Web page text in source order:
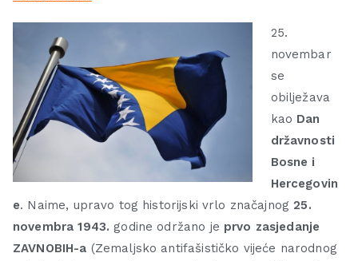
25.
novembar
se
obilježava
kao Dan
državnosti
Bosne i
Hercegovin
e. Naime, upravo tog historijski vrlo značajnog25.
novembra 1943. godine održano je prvo zasjedanje
ZAVNOBIH-a (Zemaljsko antifašističko vijeće narodnog